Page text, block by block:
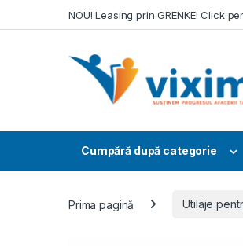
NOU! Leasing prin GRENKE! Click
Cumpără după categorie
Prima pagină Utilaje